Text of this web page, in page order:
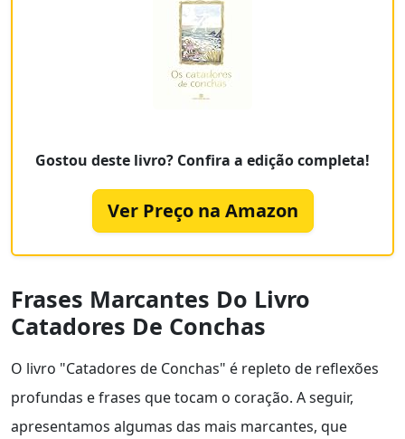
Gostou deste livro? Confira a edição completa!
Ver Preço na Amazon
Frases Marcantes Do Livro
Catadores De Conchas
O livro "Catadores de Conchas" é repleto de reflexões
profundas e frases que tocam o coração. A seguir,
apresentamos algumas das mais marcantes, que